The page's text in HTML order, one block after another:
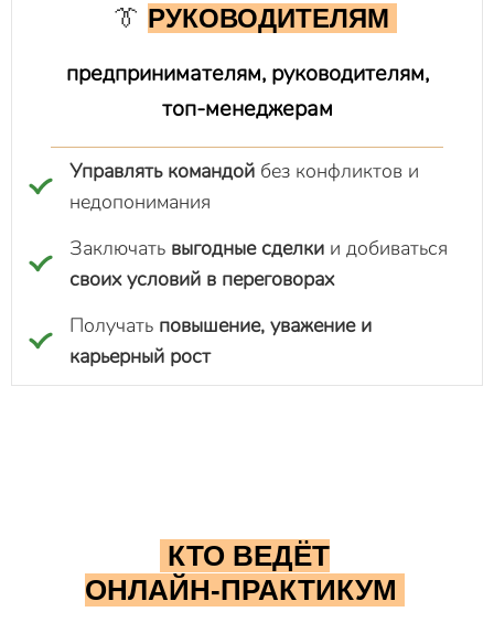
👔 РУКОВОДИТЕЛЯМ
предпринимателям, руководителям,
топ-менеджерам
Управлять командой без конфликтов и
недопонимания
Заключать выгодные сделки и добиваться
своих условий в переговорах
Получать повышение, уважение и
карьерный рост
КТО ВЕДЁТ
ОНЛАЙН-ПРАКТИКУМ